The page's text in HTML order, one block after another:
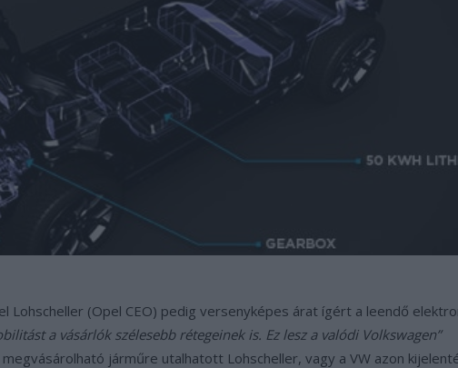
Lohscheller (Opel CEO) pedig versenyképes árat ígért a leendő
a vásárlók szélesebb rétegeinek is. Ez lesz a valódi Volkswagen”
járműre utalhatott Lohscheller, vagy a VW azon